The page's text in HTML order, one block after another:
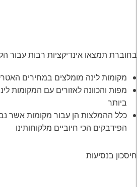
בחוברת תמצאו אינדיקציות רבות עבור
מקומות לינה מומלצים במחירים
מפות והכוונה לאזורים עם המקומות
ביותר
כלל ההמלצות הן עבור מקומות אשר
הפידבקים הכי חיוביים מלקוחותינו
חיסכון בנסיעות